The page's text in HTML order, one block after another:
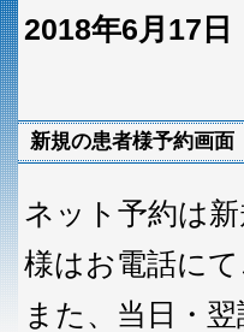
2018年6月17日
新規の患者様予約画面
ネット予約は
様はお電話にて
また、当日・